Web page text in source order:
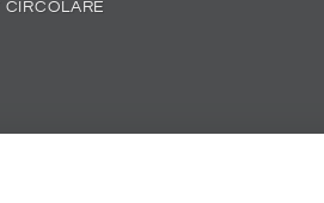
CIRCOLARE